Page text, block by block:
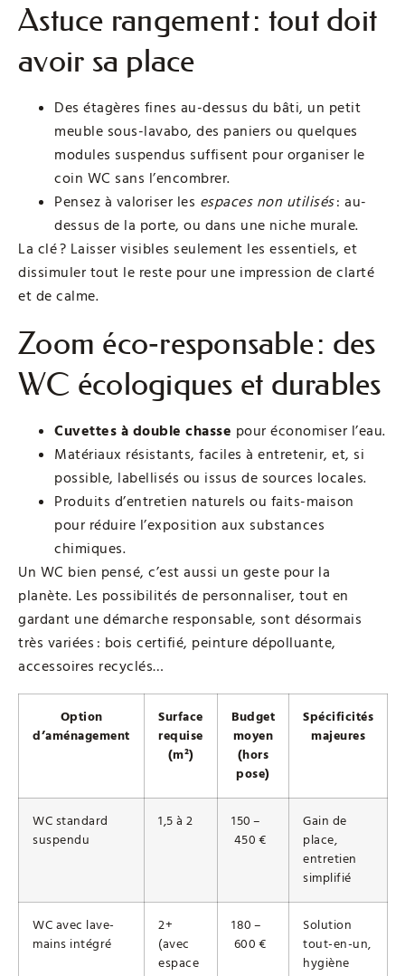
Astuce rangement : tout doit
avoir sa place
Des étagères fines au-dessus du bâti, un petit
meuble sous-lavabo, des paniers ou quelques
modules suspendus suffisent pour organiser le
coin WC sans l’encombrer.
Pensez à valoriser les espaces non utilisés: au-
dessus de la porte, ou dans une niche murale.
La clé ? Laisser visibles seulement les essentiels, et
dissimuler tout le reste pour une impression de clarté
et de calme.
Zoom éco‑responsable : des
WC écologiques et durables
Cuvettes à double chasse pour économiser l’eau.
Matériaux résistants, faciles à entretenir, et, si
possible, labellisés ou issus de sources locales.
Produits d’entretien naturels ou faits-maison
pour réduire l’exposition aux substances
chimiques.
Un WC bien pensé, c’est aussi un geste pour la
planète. Les possibilités de personnaliser, tout en
gardant une démarche responsable, sont désormais
très variées : bois certifié, peinture dépolluante,
accessoires recyclés…
Option
d’aménagement
Surface
requise
(m²)
Budget
moyen
(hors
pose)
Spécificités
majeures
WC standard
suspendu
1,5 à 2
150 –
450 €
Gain de
place,
entretien
simplifié
WC avec lave-
mains intégré
2+
(avec
espace
180 –
600 €
Solution
tout-en-un,
hygiène